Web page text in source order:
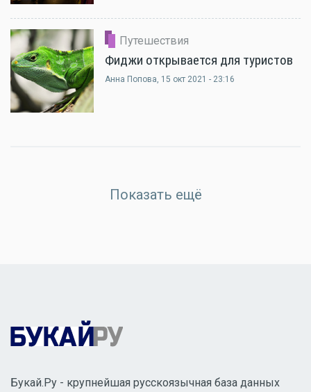
Путешествия
Фиджи открывается для туристов
Анна Попова, 15 окт 2021 - 23:16
Показать ещё
Букай.Ру - крупнейшая русскоязычная база данных